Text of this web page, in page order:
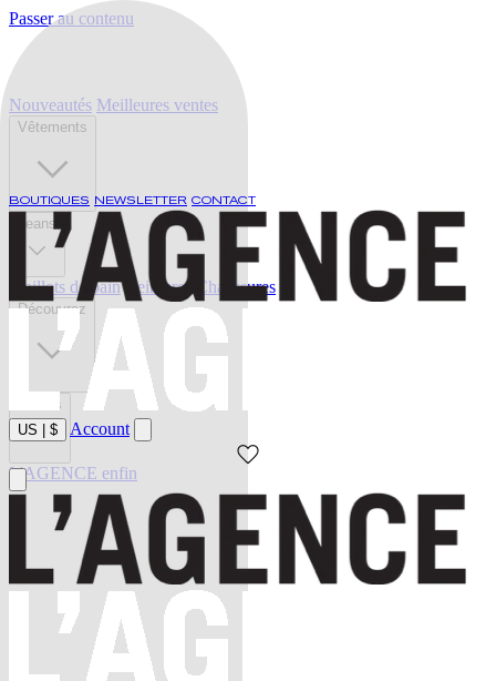
Passer au contenu
BOUTIQUES NEWSLETTER CONTACT
US $ Account
Nouveautés Meilleures ventes
Vêtements
Jeans
Maillots de bain Ceintures Chaussures
Découvrez
Soldes
L'AGENCE enfin